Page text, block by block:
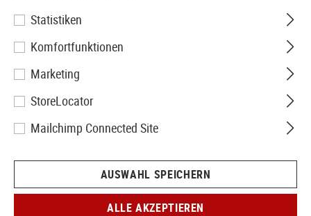
PTT Motorola 1-Pin Connector
Statistiken
Komfortfunktionen
Marketing
StoreLocator
Mailchimp Connected Site
AUSWAHL SPEICHERN
ALLE AKZEPTIEREN